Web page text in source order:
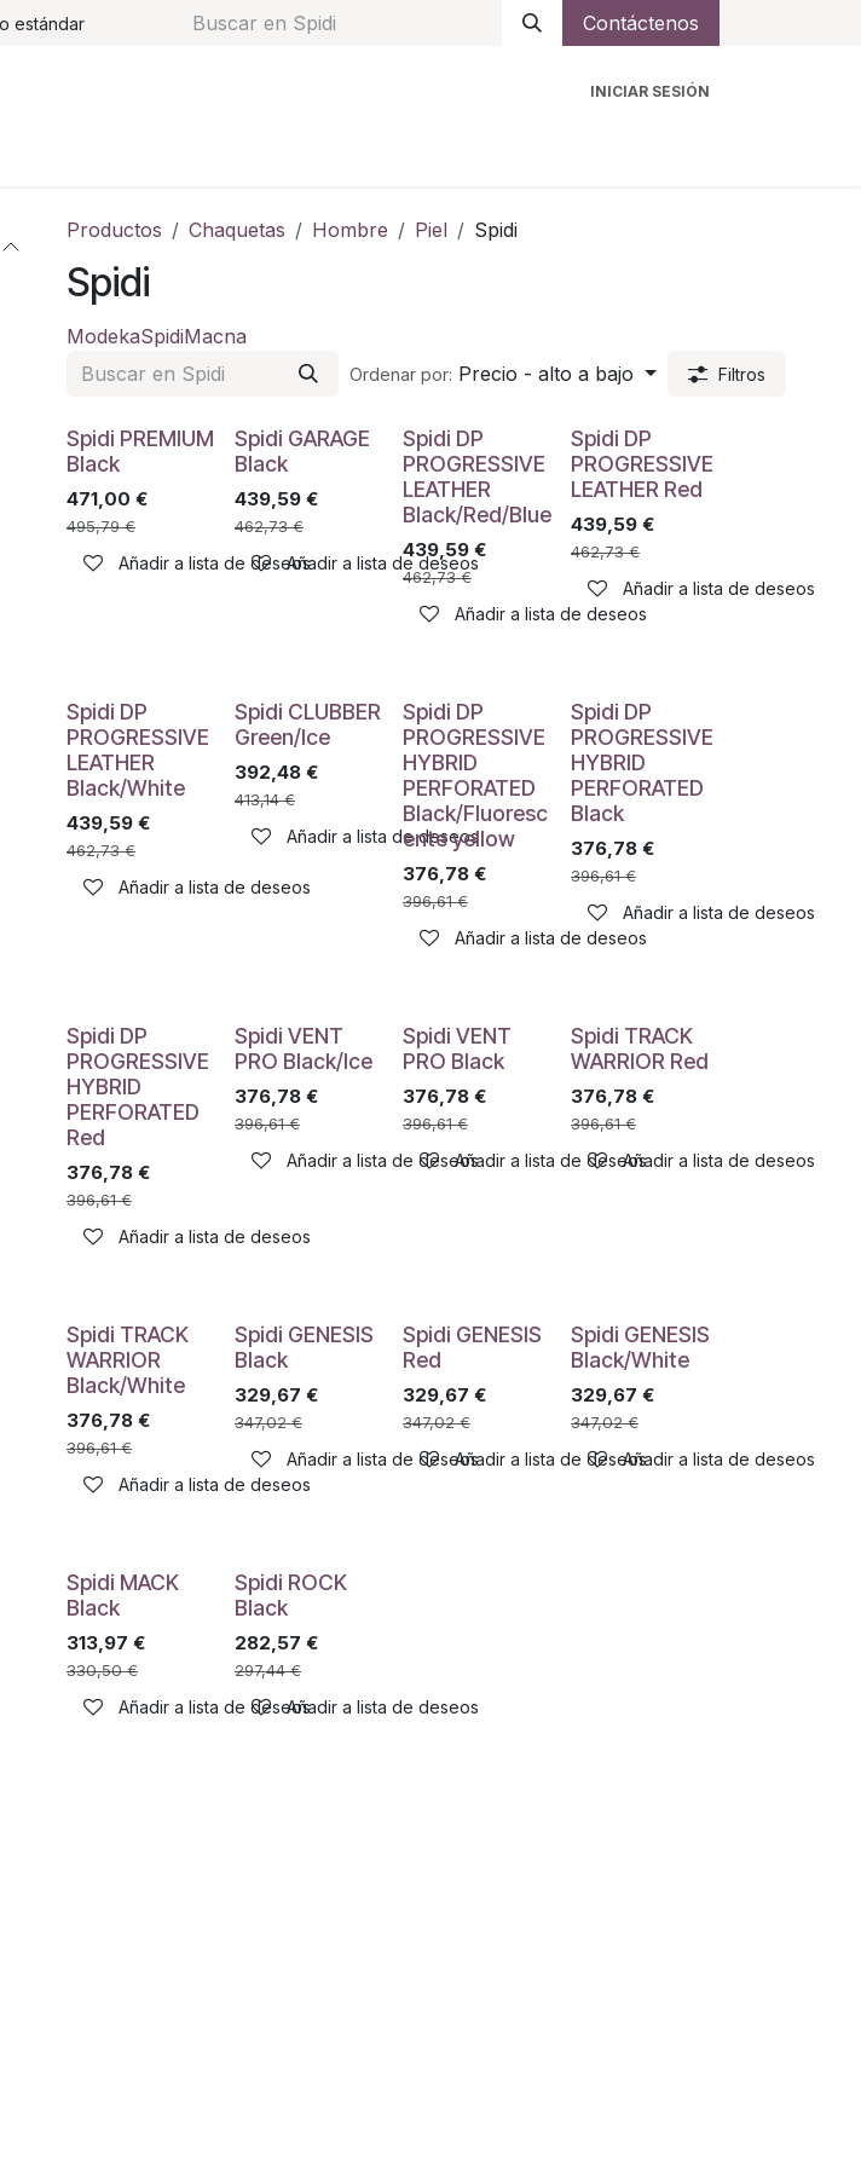
estándar Contáctenos
INICIAR SESIÓN
Productos Chaquetas Hombre Piel Spidi
Spidi
ModekaSpidiMacna
Ordenar por: Precio - alto a bajo Filtros
Spidi PREMIUM
Black
471,00 €
495,79€
Añadir a lista de deseos
Spidi GARAGE
Black
439,59€
462,73€
Añadir a lista de deseos
Spidi DP
PROGRESSIVE
LEATHER
Black/Red/Blue
439,59€
462,73€
Añadir a lista de deseos
Spidi DP
PROGRESSIVE
LEATHER Red
439,59€
462,73€
Añadir a lista de deseos
Spidi DP
PROGRESSIVE
LEATHER
Black/White
439,59 €
462,73€
Añadir a lista de deseos
Spidi CLUBBER
Green/Ice
392,48€
413,14€
Añadir a lista de deseos
Spidi DP
PROGRESSIVE
HYBRID
PERFORATED
Black/Fluoresc
ente yellow
376,78€
396,61€
Añadir a lista de deseos
Spidi DP
PROGRESSIVE
HYBRID
PERFORATED
Black
376,78€
396,61€
Añadir a lista de deseos
Spidi DP
PROGRESSIVE
HYBRID
PERFORATED
Red
376,78 €
396,61€
Añadir a lista de deseos
Spidi VENT
PRO Black/Ice
376,78€
396,61€
Añadir a lista de deseos
Spidi VENT
PRO Black
376,78€
396,61€
Añadir a lista de deseos
Spidi TRACK
WARRIOR Red
376,78€
396,61€
Añadir a lista de deseos
Spidi TRACK
WARRIOR
Black/White
376,78 €
396,61€
Añadir a lista de deseos
Spidi GENESIS
Black
329,67 €
347,02€
Añadir a lista de deseos
Spidi GENESIS
Red
329,67 €
347,02€
Añadir a lista de deseos
Spidi GENESIS
Black/White
329,67 €
347,02€
Añadir a lista de deseos
Spidi MACK
Black
313,97 €
330,50€
Añadir a lista de deseos
Spidi ROCK
Black
282,57 €
297,44€
Añadir a lista de deseos